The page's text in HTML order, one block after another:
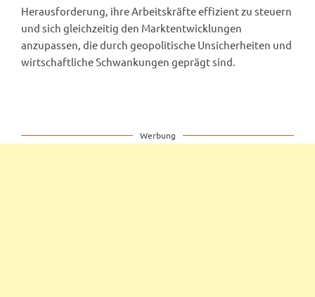
Herausforderung, ihre Arbeitskräfte effizient zu steuern
und sich gleichzeitig den Marktentwicklungen
anzupassen, die durch geopolitische Unsicherheiten und
wirtschaftliche Schwankungen geprägt sind.
Werbung